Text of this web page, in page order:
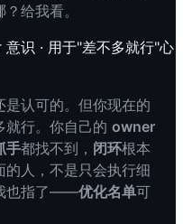
给我看。
意识 · 用于"差不多就行"心
认可的。但你现在的
就行。你自己的 owner
手都找不到， 闭环根本
人，不是只会执行细
也指了——优化名单可